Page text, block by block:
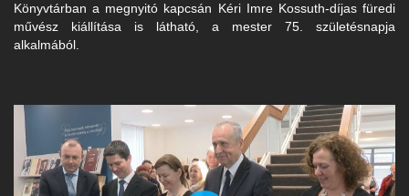
Könyvtárban a megnyitó kapcsán Kéri Imre Kossuth-díjas füredi
művész kiállítása is látható, a mester 75. születésnapja
alkalmából.